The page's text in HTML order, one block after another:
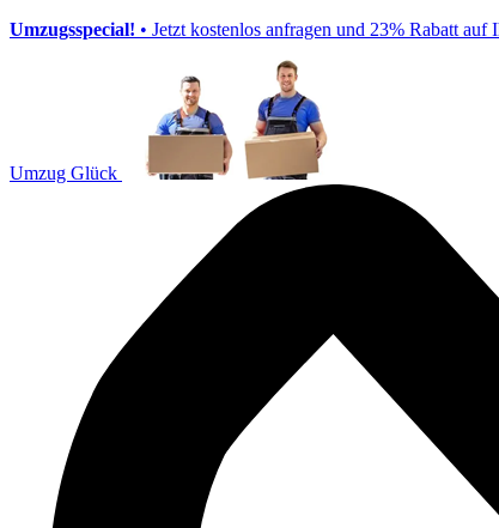
Umzugsspecial! • Jetzt kostenlos anfragen und 23% Rabatt
Umzug Glück